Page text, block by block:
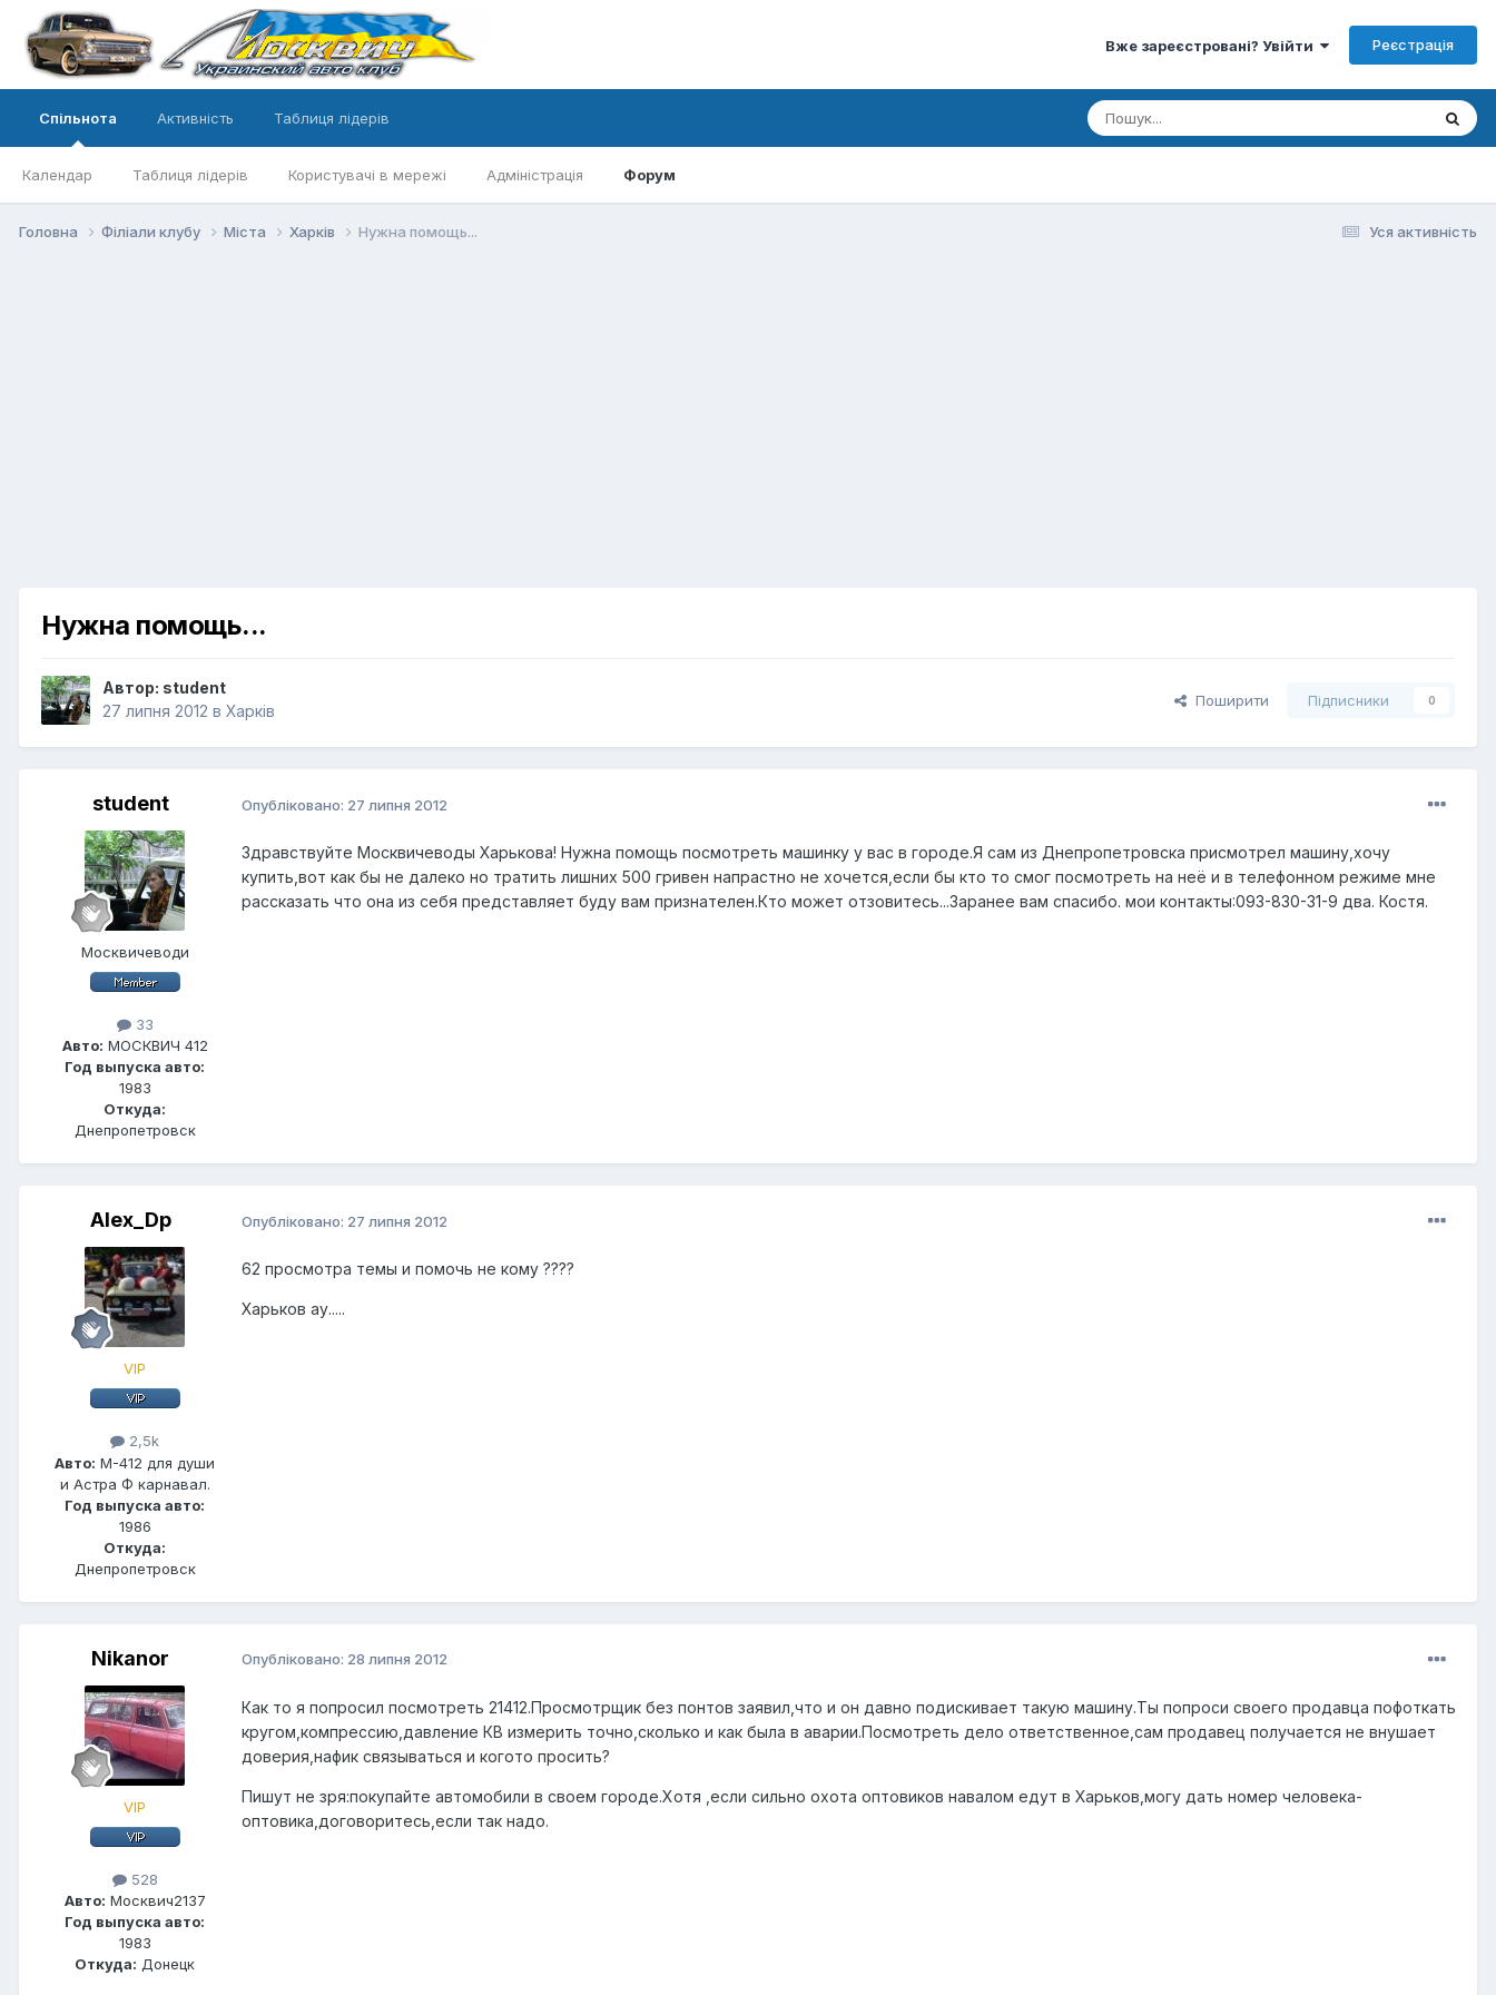
Вже зареєстровані? Увійти Реєстрація
Спільнота
Календар Таблиця лідерів Користувачі в мережі Адміністрація Форум
Активність Таблиця лідерів
Уся активність
Головна Філіали клубу Міста Харків Нужна помощь...
Нужна помощь...
Автор: student
27 липня 2012 в Харків
Поширити Підписники 0
student
Москвичеводи
33
Авто: МОСКВИЧ 412
Год выпуска авто:
1983
Откуда:
Днепропетровск
Опубліковано: 27 липня 2012
Здравствуйте Москвичеводы Харькова! Нужна помощь посмотреть машинку у вас в городе.Я сам из Днепропетровска присмотрел машину,хочу
купить,вот как бы не далеко но тратить лишних 500 гривен напрастно не хочется,если бы кто то смог посмотреть на неё и в телефонном режиме мне
рассказать что она из себя представляет буду вам признателен.Кто может отзовитесь...Заранее вам спасибо. мои контакты:093-830-31-9 два. Костя.
Alex_Dp
VIP
2,5k
Авто: М-412 для души
и Астра Ф карнавал.
Год выпуска авто:
1986
Откуда:
Днепропетровск
Опубліковано: 27 липня 2012
62 просмотра темы и помочь не кому ????
Харьков ау.....
Nikanor
VIP
528
Авто: Москвич2137
Год выпуска авто:
1983
Откуда: Донецк
Опубліковано: 28 липня 2012
Как то я попросил посмотреть 21412.Просмотрщик без понтов заявил,что и он давно подискивает такую машину.Ты попроси своего продавца пофоткать
кругом,компрессию,давление КВ измерить точно,сколько и как была в аварии.Посмотреть дело ответственное,сам продавец получается не внушает
доверия,нафик связываться и когото просить?
Пишут не зря:покупайте автомобили в своем городе.Хотя ,если сильно охота оптовиков навалом едут в Харьков,могу дать номер человека-
оптовика,договоритесь,если так надо.